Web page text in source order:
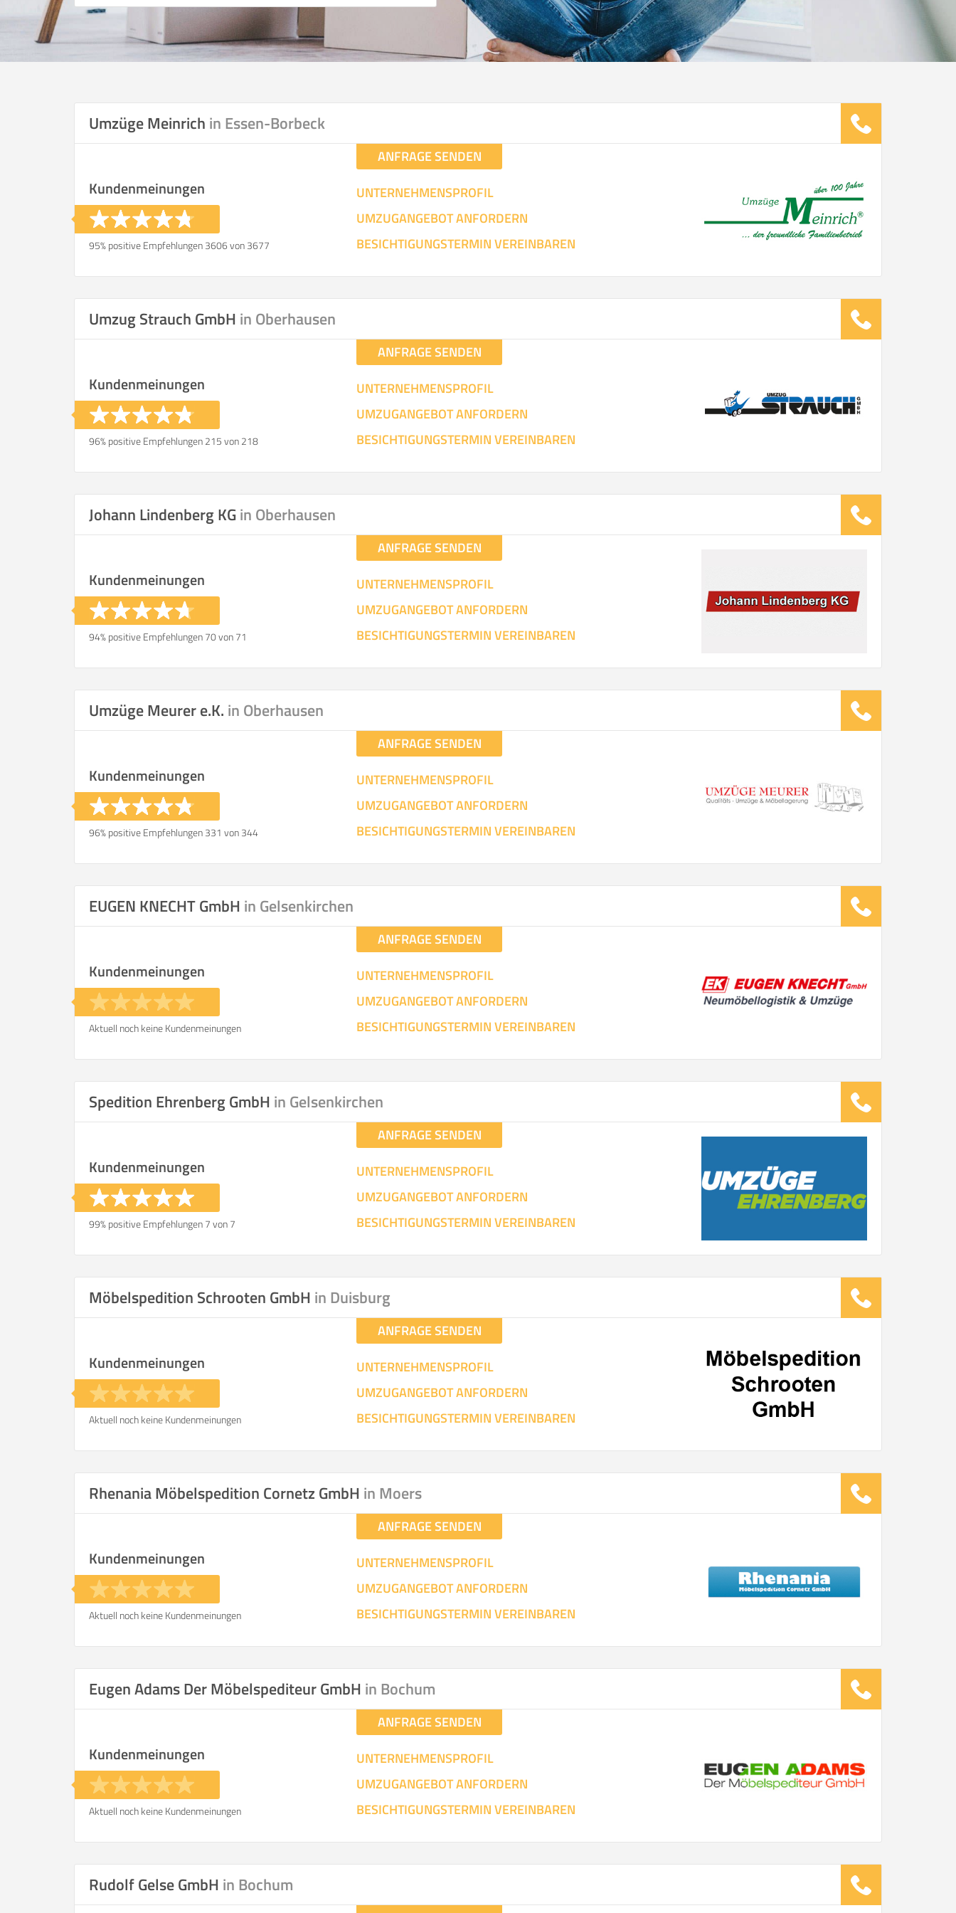
Umzüge Meinrich in Essen-Borbeck
ANFRAGE SENDEN
UNTERNEHMENSPROFIL
UMZUGANGEBOT ANFORDERN
BESICHTIGUNGSTERMIN VEREINBAREN
Kundenmeinungen
95% positive Empfehlungen 3606 von 3677
Umzug Strauch GmbH in Oberhausen
ANFRAGE SENDEN
UNTERNEHMENSPROFIL
UMZUGANGEBOT ANFORDERN
BESICHTIGUNGSTERMIN VEREINBAREN
Kundenmeinungen
96% positive Empfehlungen 215 von 218
Johann Lindenberg KGin Oberhausen
ANFRAGE SENDEN
UNTERNEHMENSPROFIL
UMZUGANGEBOT ANFORDERN
BESICHTIGUNGSTERMIN VEREINBAREN
Kundenmeinungen
94% positive Empfehlungen 70 von 71
Umzüge Meurer e.K. in Oberhausen
ANFRAGE SENDEN
UNTERNEHMENSPROFIL
UMZUGANGEBOT ANFORDERN
BESICHTIGUNGSTERMIN VEREINBAREN
Kundenmeinungen
96% positive Empfehlungen 331 von 344
EUGEN KNECHT GmbH in Gelsenkirchen
ANFRAGE SENDEN
UNTERNEHMENSPROFIL
UMZUGANGEBOT ANFORDERN
BESICHTIGUNGSTERMIN VEREINBAREN
Kundenmeinungen
Aktuell noch keine Kundenmeinungen
Spedition Ehrenberg GmbH in Gelsenkirchen
ANFRAGE SENDEN
UNTERNEHMENSPROFIL
UMZUGANGEBOT ANFORDERN
BESICHTIGUNGSTERMIN VEREINBAREN
Kundenmeinungen
99% positive Empfehlungen 7 von 7
Möbelspedition Schrooten GmbH in Duisburg
ANFRAGE SENDEN
UNTERNEHMENSPROFIL
UMZUGANGEBOT ANFORDERN
BESICHTIGUNGSTERMIN VEREINBAREN
Kundenmeinungen
Aktuell noch keine Kundenmeinungen
Rhenania Möbelspedition Cornetz GmbH in Moers
ANFRAGE SENDEN
UNTERNEHMENSPROFIL
UMZUGANGEBOT ANFORDERN
BESICHTIGUNGSTERMIN VEREINBAREN
Kundenmeinungen
Aktuell noch keine Kundenmeinungen
Eugen Adams Der Möbelspediteur GmbH in Bochum
ANFRAGE SENDEN
UNTERNEHMENSPROFIL
UMZUGANGEBOT ANFORDERN
BESICHTIGUNGSTERMIN VEREINBAREN
Kundenmeinungen
Aktuell noch keine Kundenmeinungen
Rudolf Gelse GmbH in Bochum